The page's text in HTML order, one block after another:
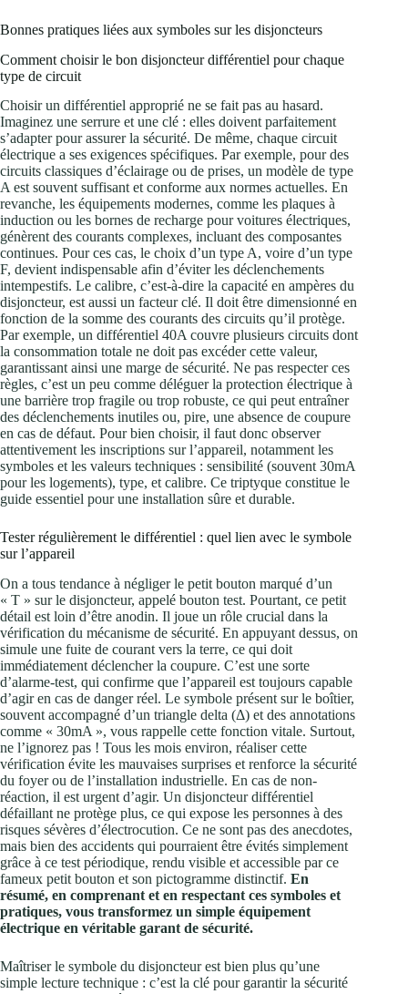
Bonnes pratiques liées aux symboles sur les disjoncteurs
Comment choisir le bon disjoncteur différentiel pour chaque
type de circuit
Choisir un différentiel approprié ne se fait pas au hasard.
Imaginez une serrure et une clé : elles doivent parfaitement
s’adapter pour assurer la sécurité. De même, chaque circuit
électrique a ses exigences spécifiques. Par exemple, pour des
circuits classiques d’éclairage ou de prises, un modèle de type
A est souvent suffisant et conforme aux normes actuelles. En
revanche, les équipements modernes, comme les plaques à
induction ou les bornes de recharge pour voitures électriques,
génèrent des courants complexes, incluant des composantes
continues. Pour ces cas, le choix d’un type A, voire d’un type
F, devient indispensable afin d’éviter les déclenchements
intempestifs. Le calibre, c’est-à-dire la capacité en ampères du
disjoncteur, est aussi un facteur clé. Il doit être dimensionné en
fonction de la somme des courants des circuits qu’il protège.
Par exemple, un différentiel 40A couvre plusieurs circuits dont
la consommation totale ne doit pas excéder cette valeur,
garantissant ainsi une marge de sécurité. Ne pas respecter ces
règles, c’est un peu comme déléguer la protection électrique à
une barrière trop fragile ou trop robuste, ce qui peut entraîner
des déclenchements inutiles ou, pire, une absence de coupure
en cas de défaut. Pour bien choisir, il faut donc observer
attentivement les inscriptions sur l’appareil, notamment les
symboles et les valeurs techniques : sensibilité (souvent 30mA
pour les logements), type, et calibre. Ce triptyque constitue le
guide essentiel pour une installation sûre et durable.
Tester régulièrement le différentiel : quel lien avec le symbole
sur l’appareil
On a tous tendance à négliger le petit bouton marqué d’un
« T » sur le disjoncteur, appelé bouton test. Pourtant, ce petit
détail est loin d’être anodin. Il joue un rôle crucial dans la
vérification du mécanisme de sécurité. En appuyant dessus, on
simule une fuite de courant vers la terre, ce qui doit
immédiatement déclencher la coupure. C’est une sorte
d’alarme-test, qui confirme que l’appareil est toujours capable
d’agir en cas de danger réel. Le symbole présent sur le boîtier,
souvent accompagné d’un triangle delta (Δ) et des annotations
comme « 30mA », vous rappelle cette fonction vitale. Surtout,
ne l’ignorez pas ! Tous les mois environ, réaliser cette
vérification évite les mauvaises surprises et renforce la sécurité
du foyer ou de l’installation industrielle. En cas de non-
réaction, il est urgent d’agir. Un disjoncteur différentiel
défaillant ne protège plus, ce qui expose les personnes à des
risques sévères d’électrocution. Ce ne sont pas des anecdotes,
mais bien des accidents qui pourraient être évités simplement
grâce à ce test périodique, rendu visible et accessible par ce
fameux petit bouton et son pictogramme distinctif. En
résumé, en comprenant et en respectant ces symboles et
pratiques, vous transformez un simple équipement
électrique en véritable garant de sécurité.
Maîtriser le symbole du disjoncteur est bien plus qu’une
simple lecture technique : c’est la clé pour garantir la sécurité